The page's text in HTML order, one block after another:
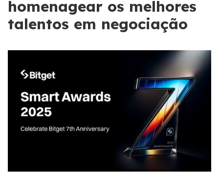
homenagear os melhores
talentos em negociação